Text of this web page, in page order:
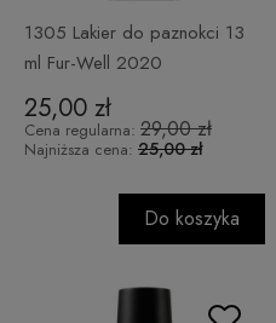
1305 Lakier do paznokci 13
ml Fur-Well 2020
25,00 zł
Cena regularna: 29,00 zł
Najniższa cena: 25,00 zł
Do koszyka